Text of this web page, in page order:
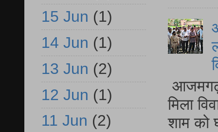
आजमगढ़
मिला
शाम को
15 Jun (1)
14 Jun (1)
13 Jun (2)
12 Jun (1)
11 Jun (2)